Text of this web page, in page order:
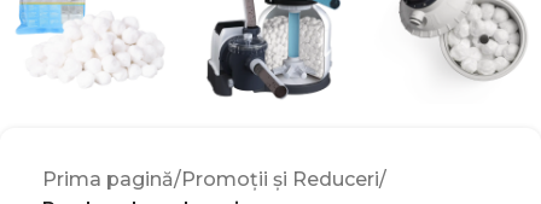
Prima pagină Promoții și Reduceri